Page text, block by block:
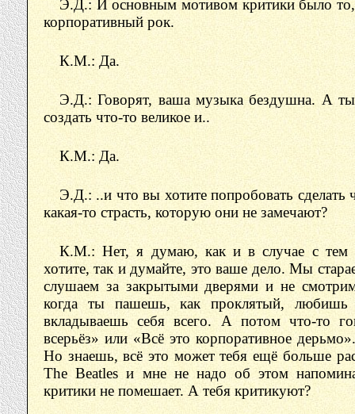
Э.Д.: И основным мотивом критики было
корпоративный рок.
К.М.: Да.
Э.Д.: Говорят, ваша музыка бездушна. А
создать что-то великое и..
К.М.: Да.
Э.Д.: ..и что вы хотите попробовать сделать
какая-то страсть, которую они не замечают?
К.М.: Нет, я думаю, как и в случае с тем
хотите, так и думайте, это ваше дело. Мы
слушаем за закрытыми дверями и не
когда ты пашешь, как проклятый,
вкладываешь себя всего. А потом что-то
всерьёз» или «Всё это корпоративное
Но знаешь, всё это может тебя ещё больше
The Beatles и мне не надо об этом
критики не помешает. А тебя критикуют?